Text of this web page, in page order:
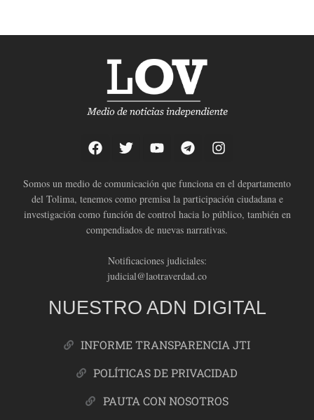
Somos un medio de comunicación que funciona en el departamento
del Tolima, tenemos como premisa la participación ciudadana e
investigación como función de control hacia lo público, también en
compendiados de nuevas narrativas.
Notificaciones judiciales:
judicial@laotraverdad.co
NUESTRO ADN DIGITAL
INFORME TRANSPARENCIA JTI
POLÍTICAS DE PRIVACIDAD
PAUTA CON NOSOTROS